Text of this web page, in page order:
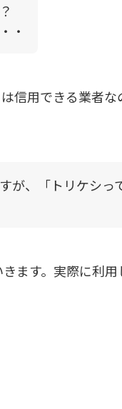
・
は信用できる業者
が、「トリケシっ
きます。実際に利